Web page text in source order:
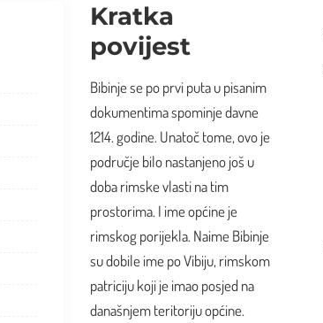
Kratka
povijest
Bibinje se po prvi puta u pisanim
dokumentima spominje davne
1214. godine. Unatoč tome, ovo je
područje bilo nastanjeno još u
doba rimske vlasti na tim
prostorima. I ime općine je
rimskog porijekla. Naime Bibinje
su dobile ime po Vibiju, rimskom
patriciju koji je imao posjed na
današnjem teritoriju općine.